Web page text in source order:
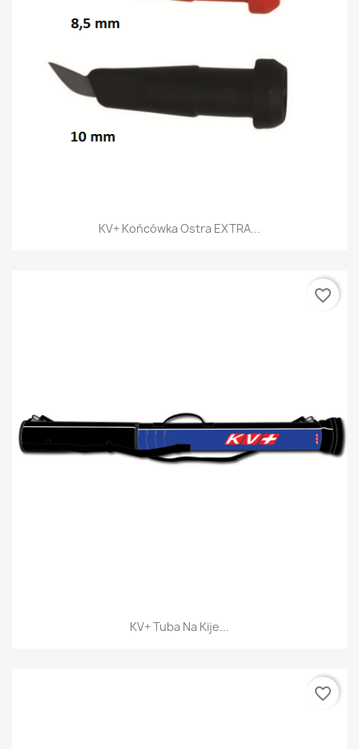
KV+ Końcówka Ostra EXTRA...
KV+ Tuba Na Kije...
favorite_border
favorite_border